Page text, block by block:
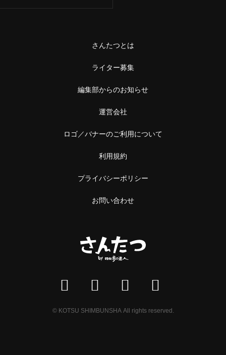
さんたつとは
ライター募集
編集部からのお知らせ
運営会社
ロゴ／バナーのご利用について
利用規約
プライバシーポリシー
お問い合わせ
© KOTSU SHIMBUNSHA All rights reserved.